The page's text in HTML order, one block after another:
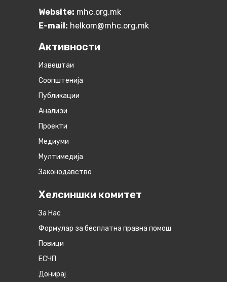
Website: mhc.org.mk
E-mail: helkom@mhc.org.mk
Активности
Извештаи
Соопштенија
Публикации
Анализи
Проекти
Медиуми
Мултимедија
Законодавство
Хелсиншки комитет
За Нас
Формулар за бесплатна правна помош
Повици
ЕСЧП
Донирај